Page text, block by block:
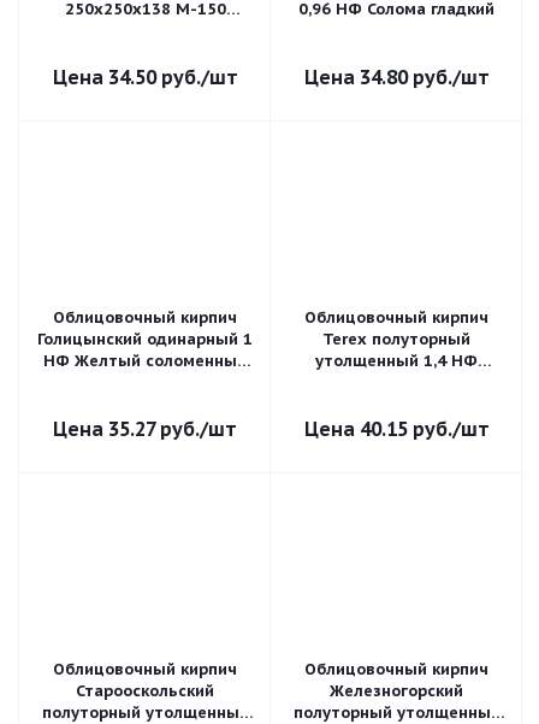
250х250х138 М-150
34.50руб./шт
0,96 НФ Солома гладкий
34.80руб./шт
Облицовочный кирпич
Голицынский одинарный 1
НФ Желтый соломенный
35.27руб./шт
Облицовочный кирпич
Terex полуторный
утолщенный 1,4 НФ
40.15руб./шт
Облицовочный кирпич
Старооскольский
полуторный утолщенный
Облицовочный кирпич
Железногорский
полуторный утолщенный